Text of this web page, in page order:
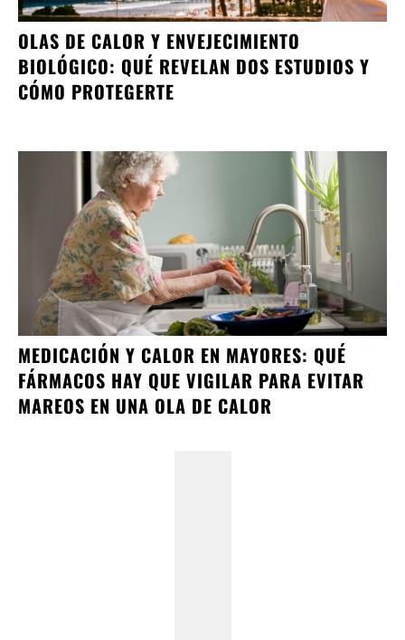
OLAS DE CALOR Y ENVEJECIMIENTO
BIOLÓGICO: QUÉ REVELAN DOS ESTUDIOS Y
CÓMO PROTEGERTE
MEDICACIÓN Y CALOR EN MAYORES: QUÉ
FÁRMACOS HAY QUE VIGILAR PARA EVITAR
MAREOS EN UNA OLA DE CALOR